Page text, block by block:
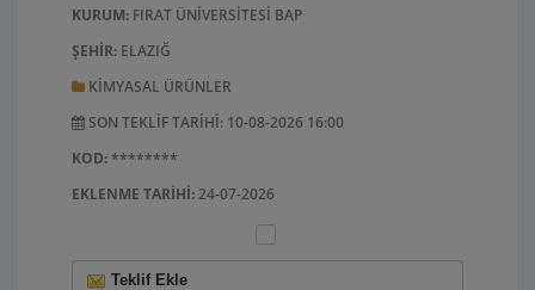
KURUM: FIRAT ÜNIVERSITESI BAP
ŞEHIR: ELAZIĞ
KIMYASAL ÜRÜNLER
SON TEKLIF TARIHI: 10-08-2026 16:00
KOD:********
EKLENME TARIHI:24-07-2026
Teklif Ekle